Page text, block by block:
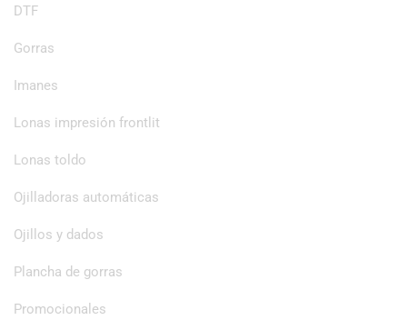
DTF
Gorras
Imanes
Lonas impresión frontlit
Lonas toldo
Ojilladoras automáticas
Ojillos y dados
Plancha de gorras
Promocionales